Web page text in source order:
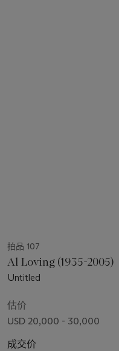
拍品 107
Al Loving (1935-2005)
Untitled
估价
USD 20,000 - 30,000
成交价